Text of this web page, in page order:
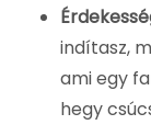
indítasz,
ami egy
hegy